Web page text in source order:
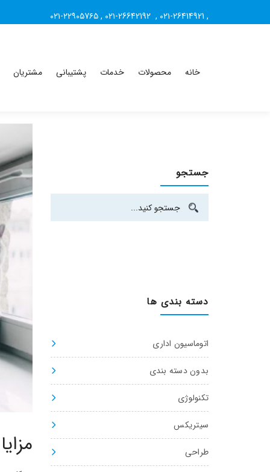
, ۰۲۱-26414921 ,
,۰۲۱-۲۲۹۰۵7۶۵
خانه محصولات خدمات پشتیبانی مشتریان
جستجو
دسته بندی ها
اتوماسیون اداری
بدون دسته بندی
تکنولوژی
سیتریکس
طراحی